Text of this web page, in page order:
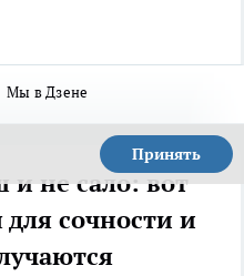
Мы в Дзене
Принять
не сало: вот
сочности и